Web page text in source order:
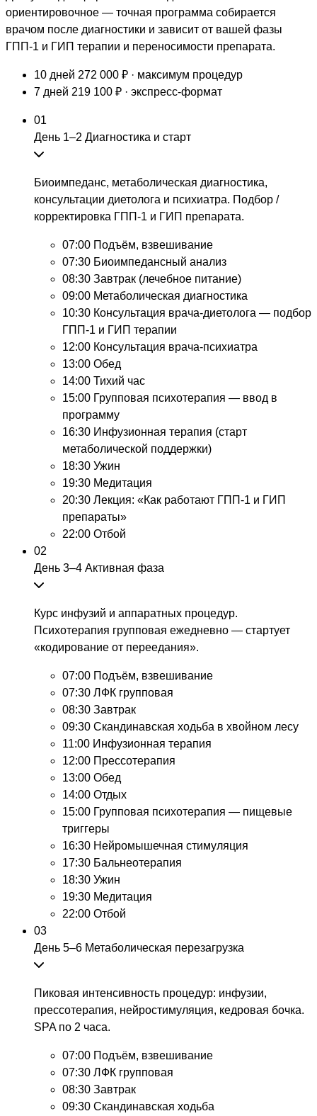
ориентировочное — точная программа собирается
врачом после диагностики и зависит от вашей фазы
ГПП-1 и ГИП терапии и переносимости препарата.
10 дней 272 000 ₽ · максимум процедур
7 дней 219 100 ₽ · экспресс-формат
01
День 1–2 Диагностика и старт
Биоимпеданс, метаболическая диагностика,
консультации диетолога и психиатра. Подбор /
корректировка ГПП-1 и ГИП препарата.
07:00 Подъём, взвешивание
07:30 Биоимпедансный анализ
08:30 Завтрак (лечебное питание)
09:00 Метаболическая диагностика
10:30 Консультация врача-диетолога — подбор
ГПП-1 и ГИП терапии
12:00 Консультация врача-психиатра
13:00 Обед
14:00 Тихий час
15:00 Групповая психотерапия — ввод в
программу
16:30 Инфузионная терапия (старт
метаболической поддержки)
18:30 Ужин
19:30 Медитация
20:30 Лекция: «Как работают ГПП-1 и ГИП
препараты»
22:00 Отбой
02
День 3–4 Активная фаза
Курс инфузий и аппаратных процедур.
Психотерапия групповая ежедневно — стартует
«кодирование от переедания».
07:00 Подъём, взвешивание
07:30 ЛФК групповая
08:30 Завтрак
09:30 Скандинавская ходьба в хвойном лесу
11:00 Инфузионная терапия
12:00 Прессотерапия
13:00 Обед
14:00 Отдых
15:00 Групповая психотерапия — пищевые
триггеры
16:30 Нейромышечная стимуляция
17:30 Бальнеотерапия
18:30 Ужин
19:30 Медитация
22:00 Отбой
03
День 5–6 Метаболическая перезагрузка
Пиковая интенсивность процедур: инфузии,
прессотерапия, нейростимуляция, кедровая бочка.
SPA по 2 часа.
07:00 Подъём, взвешивание
07:30 ЛФК групповая
08:30 Завтрак
09:30 Скандинавская ходьба